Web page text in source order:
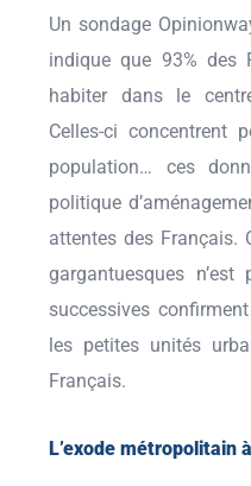
Un sondage
indique que 93% des
habiter dans le
Celles-ci concentrent
population… ces
politique
attentes des Français.
gargantuesques
successives
les petites unités
Français.
L’exode métropolitain